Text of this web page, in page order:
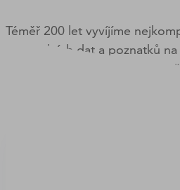
Téměř 200 let vyvíjíme
obchodních dat a poznatků
prostřednictvím produktů a